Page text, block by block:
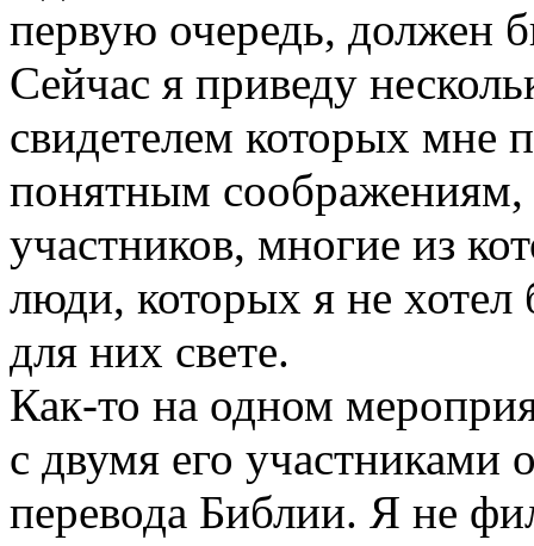
первую очередь, должен
Сейчас я приведу
свидетелем которых мне
понятным
участников, многие из
люди, которых я не хотел
для них свете.
Как-то на одном
с двумя его участниками
перевода Библии. Я не